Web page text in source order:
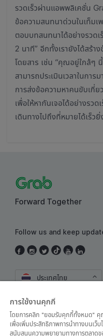
รวดเร็วผ่านแอพพลิเคชั่น
ข้อความสนทนาด่วนในเท็มเ
ตอบบทสนทนาได้อย่างรวดเ
2 นาที” อีกทั้งเรายังได้สร้า
โดยสาร เช่น “คุณอยู่ใกล้ๆ นี้
สามารถประเมินเวลาในกา
การส่งข้อความหาคนขับเกี่
เพื่อให้หากันเจอได้อย่างรว
เดินทางไปถึงที่หมายได้เร็ว
Forward Together
Follow us and keep
ประเทศไทย
การใช้งานคุกกี้
โดยการคลิก "ยอมรับคุกกี้ทั้งหมด"
เพื่อเพิ่มประสิทธิภาพการนำทางบนเว็บ
สนับสนุนความพยายามทางการตลาดข